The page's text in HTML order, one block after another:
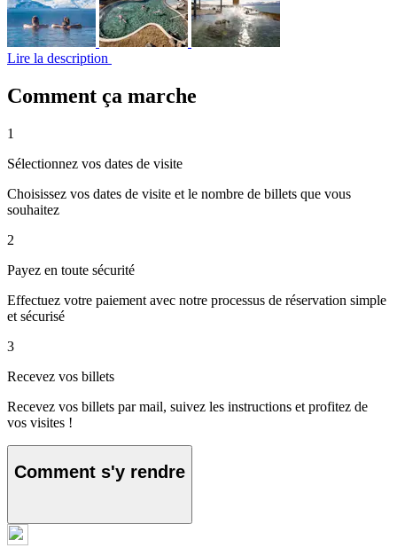
Lire la description
Comment ça marche
1
Sélectionnez vos dates de visite
Choisissez vos dates de visite et le nombre de billets que vous
souhaitez
2
Payez en toute sécurité
Effectuez votre paiement avec notre processus de réservation simple
et sécurisé
3
Recevez vos billets
Recevez vos billets par mail, suivez les instructions et profitez de
vos visites !
Comment s'y rendre